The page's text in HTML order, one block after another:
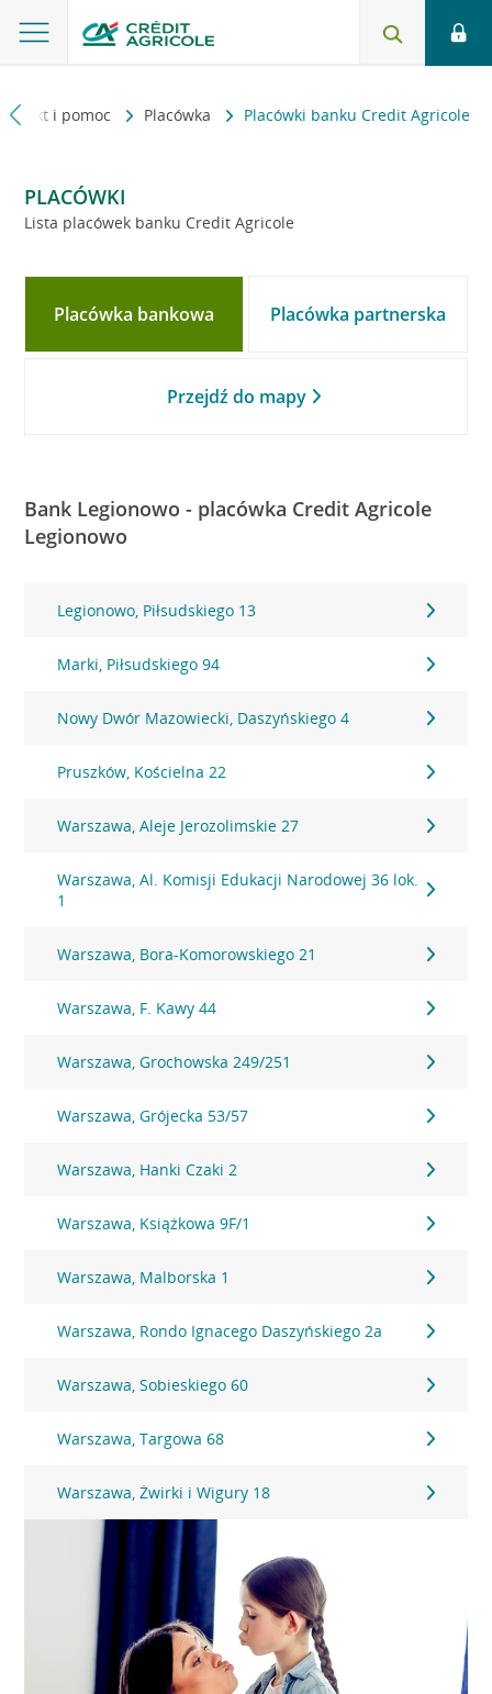
i pomoc Placówka Placówki banku Credit Agricole
PLACÓWKI
Lista placówek banku Credit Agricole
Placówka bankowa Placówka partnerska
Przejdź do mapy
Bank Legionowo - placówka Credit Agricole
Legionowo
Legionowo, Piłsudskiego 13
Marki, Piłsudskiego 94
Nowy Dwór Mazowiecki, Daszyńskiego 4
Pruszków, Kościelna 22
Warszawa, Aleje Jerozolimskie 27
Warszawa, Al. Komisji Edukacji Narodowej 36 lok.
1
Warszawa, Bora-Komorowskiego 21
Warszawa, F. Kawy 44
Warszawa, Grochowska 249/251
Warszawa, Grójecka 53/57
Warszawa, Hanki Czaki 2
Warszawa, Książkowa 9F/1
Warszawa, Malborska 1
Warszawa, Rondo Ignacego Daszyńskiego 2a
Warszawa, Sobieskiego 60
Warszawa, Targowa 68
Warszawa, Żwirki i Wigury 18